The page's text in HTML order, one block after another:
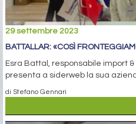
29 settembre 2023
BATTALLAR: «COSÌ
Esra Battal, responsabile import
presenta a siderweb la sua
di Stefano Gennari